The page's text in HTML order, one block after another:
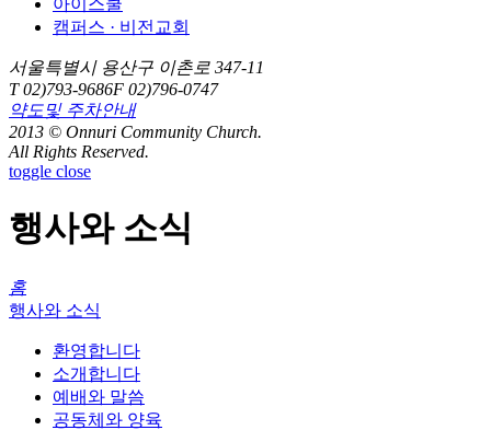
캠퍼스 · 비전교회
서울특별시 용산구 이촌로 347-11
T 02)793-9686F 02)796-0747
약도및 주차안내
2013 © Onnuri Community Church.
All Rights Reserved.
toggle close
행사와 소식
홈
행사와 소식
환영합니다
소개합니다
예배와 말씀
공동체와 양육